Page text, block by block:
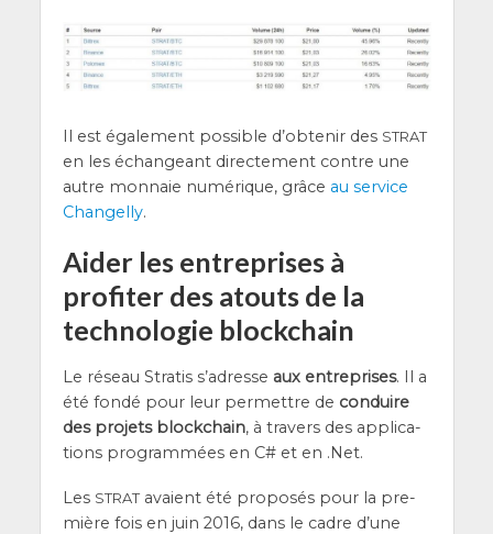
Il est éga­le­ment pos­sible d’ob­te­nir des STRAT
en les échan­geant direc­te­ment contre une
autre mon­naie numé­rique, grâce au ser­vice
Chan­gel­ly.
Aider les entreprises à
profiter des atouts de la
technologie blockchain
Le réseau Stra­tis s’a­dresse aux entre­prises. Il a
été fon­dé pour leur per­mettre de conduire
des pro­jets blo­ck­chain, à tra­vers des appli­ca­
tions pro­gram­mées en C# et en .Net.
Les STRATavaient été pro­po­sés pour la pre­
mière fois en juin 2016, dans le cadre d’une